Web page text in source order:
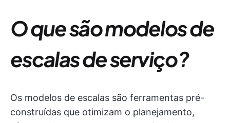
O que são modelos de
escalas de serviço?
Os modelos de escalas são ferramentas pré-
construídas que otimizam o planejamento,